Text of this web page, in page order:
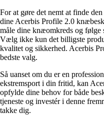
For at gøre det nemt at finde
dine Acerbis Profile 2.0
måle dine knæomkreds og følge
Vælg ikke kun det billigste
kvalitet og sikkerhed. Acerbis
bedste valg.
Så uanset om du er en
ekstremsport i din fritid, kan
opfylde dine behov for både
tjeneste og investér i denne
takke dig.